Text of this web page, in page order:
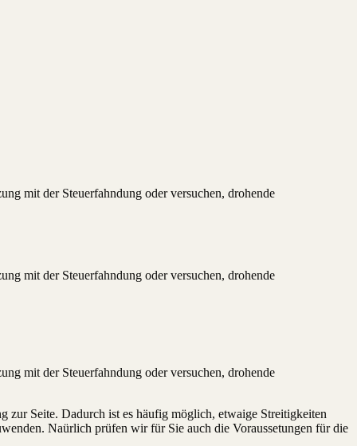
mit der Steuerfahndung oder versuchen, drohende
mit der Steuerfahndung oder versuchen, drohende
mit der Steuerfahndung oder versuchen, drohende
zur Seite. Dadurch ist es häufig möglich, etwaige Streitigkeiten
Naürlich prüfen wir für Sie auch die Voraussetungen für die